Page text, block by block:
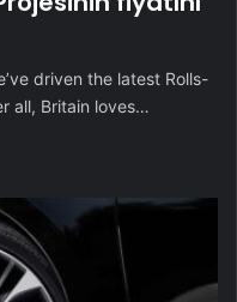
driven the latest Rolls-
all, Britain loves…